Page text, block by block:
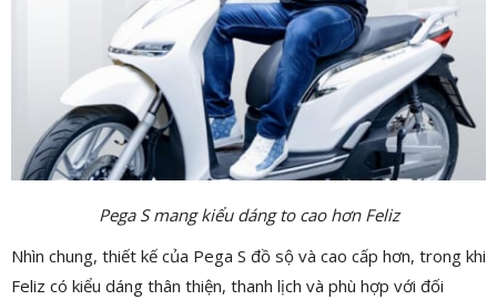
Pega S mang kiểu dáng to cao hơn Feliz
Nhìn chung, thiết kế của Pega S đồ sộ và cao cấp hơn, trong khi
Feliz có kiểu dáng thân thiện, thanh lịch và phù hợp với đối